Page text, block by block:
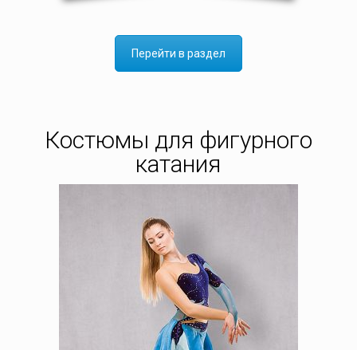
Перейти в раздел
Костюмы для фигурного
катания